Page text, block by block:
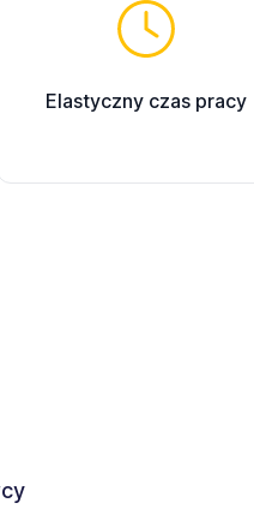
Elastyczny czas pracy